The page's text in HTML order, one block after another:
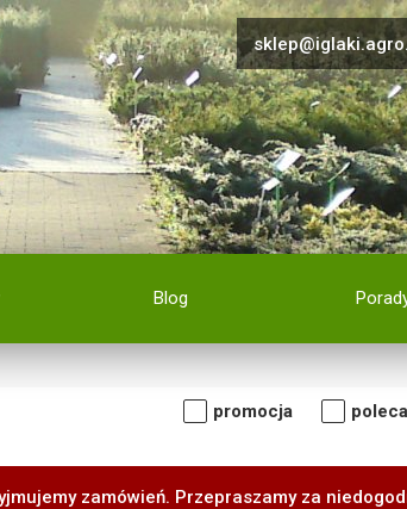
Blog
promocja
zamówień. Przepraszamy za